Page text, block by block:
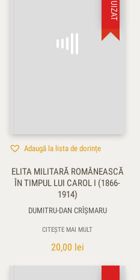
Adaugă la lista de dorințe
ELITA MILITARĂ ROMÂNEASCĂ
ÎN TIMPUL LUI CAROL I (1866-
1914)
DUMITRU-DAN CRÎŞMARU
CITEȘTE MAI MULT
20,00 lei